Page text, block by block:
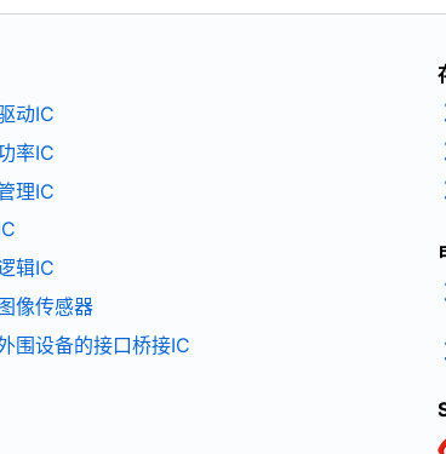
动IC
率IC
理IC
辑IC
像传感器
围设备的接口桥接IC